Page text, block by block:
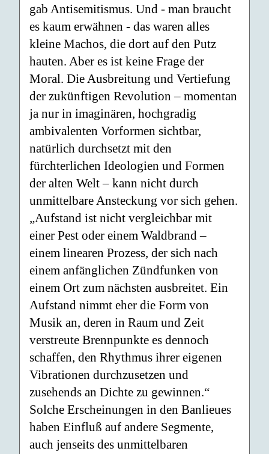
gab Antisemitismus. Und - man braucht
es kaum erwähnen - das waren alles
kleine Machos, die dort auf den Putz
hauten. Aber es ist keine Frage der
Moral. Die Ausbreitung und Vertiefung
der zukünftigen Revolution – momentan
ja nur in imaginären, hochgradig
ambivalenten Vorformen sichtbar,
natürlich durchsetzt mit den
fürchterlichen Ideologien und Formen
der alten Welt – kann nicht durch
unmittelbare Ansteckung vor sich gehen.
„Aufstand ist nicht vergleichbar mit
einer Pest oder einem Waldbrand –
einem linearen Prozess, der sich nach
einem anfänglichen Zündfunken von
einem Ort zum nächsten ausbreitet. Ein
Aufstand nimmt eher die Form von
Musik an, deren in Raum und Zeit
verstreute Brennpunkte es dennoch
schaffen, den Rhythmus ihrer eigenen
Vibrationen durchzusetzen und
zusehends an Dichte zu gewinnen.“
Solche Erscheinungen in den Banlieues
haben Einfluß auf andere Segmente,
auch jenseits des unmittelbaren